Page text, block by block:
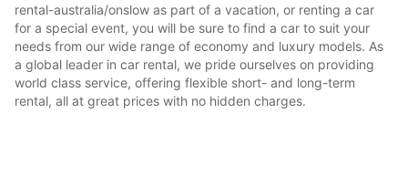
rental-australia/onslow as part of a vacation, or renting a car
for a special event, you will be sure to find a car to suit your
needs from our wide range of economy and luxury models. As
a global leader in car rental, we pride ourselves on providing
world class service, offering flexible short- and long-term
rental, all at great prices with no hidden charges.